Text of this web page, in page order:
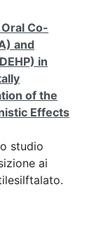
Co-
and
in
of the
Effects
studio
ai